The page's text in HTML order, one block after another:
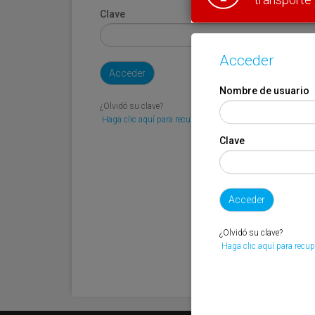
Clave
¿Olvidó su clave?
Haga clic aquí para recuperarla.
Acceder
Nombre de usuario
Clave
¿Olvidó su clave?
Haga clic aquí para